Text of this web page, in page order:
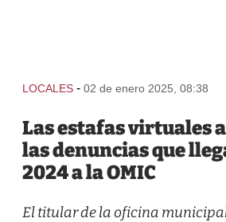
LOCALES - 02 de enero 2025, 08:38
Las estafas virtuales
las denuncias que
2024 a la OMIC
El titular de la oficina